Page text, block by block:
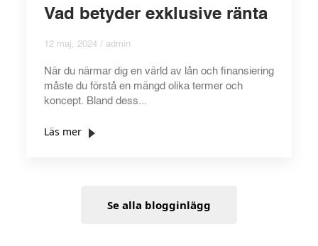
Vad betyder exklusive ränta
12 maj, 2024 / admin
När du närmar dig en värld av lån och finansiering
måste du förstå en mängd olika termer och
koncept. Bland dess...
Läs mer
Se alla blogginlägg